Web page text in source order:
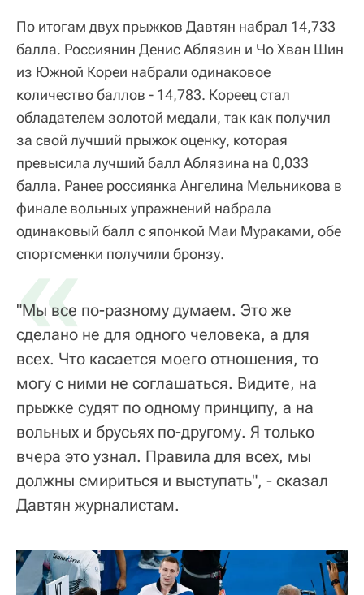
По итогам двух прыжков Давтян набрал 14,733
балла. Россиянин Денис Аблязин и Чо Хван Шин
из Южной Кореи набрали одинаковое
количество баллов - 14,783. Кореец стал
обладателем золотой медали, так как получил
за свой лучший прыжок оценку, которая
превысила лучший балл Аблязина на 0,033
балла. Ранее россиянка Ангелина Мельникова в
финале вольных упражнений набрала
одинаковый балл с японкой Маи Мураками, обе
спортсменки получили бронзу.
«
"Мы все по-разному думаем. Это же
сделано не для одного человека, а для
всех. Что касается моего отношения, то
могу с ними не соглашаться. Видите, на
прыжке судят по одному принципу, а на
вольных и брусьях по-другому. Я только
вчера это узнал. Правила для всех, мы
должны смириться и выступать", - сказал
Давтян журналистам.